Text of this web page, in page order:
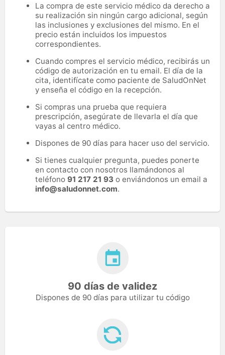
La compra de este servicio médico da derecho a
su realización sin ningún cargo adicional, según
las inclusiones y exclusiones del mismo. En el
precio están incluidos los impuestos
correspondientes.
Cuando compres el servicio médico, recibirás un
código de autorización en tu email. El día de la
cita, identifícate como paciente de SaludOnNet
y enseña el código en la recepción.
Si compras una prueba que requiera
prescripción, asegúrate de llevarla el día que
vayas al centro médico.
Dispones de 90 días para hacer uso del servicio.
Si tienes cualquier pregunta, puedes ponerte
en contacto con nosotros llamándonos al
teléfono 91 217 21 93 o enviándonos un email a
info@saludonnet.com.
90 días de validez
Dispones de 90 días para utilizar tu código